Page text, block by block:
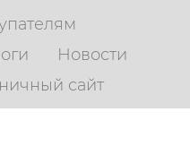
Новости
сайт